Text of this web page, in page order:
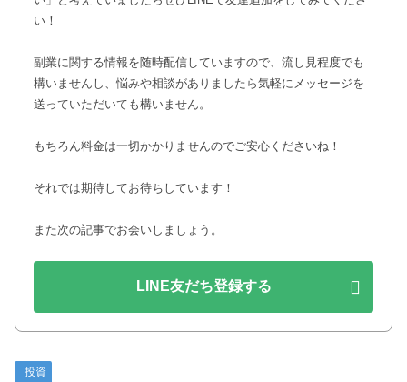
い！
副業に関する情報を随時配信していますので、流し見程度でも
構いませんし、悩みや相談がありましたら気軽にメッセージを
送っていただいても構いません。
もちろん料金は一切かかりませんのでご安心くださいね！
それでは期待してお待ちしています！
また次の記事でお会いしましょう。
LINE友だち登録する
投資